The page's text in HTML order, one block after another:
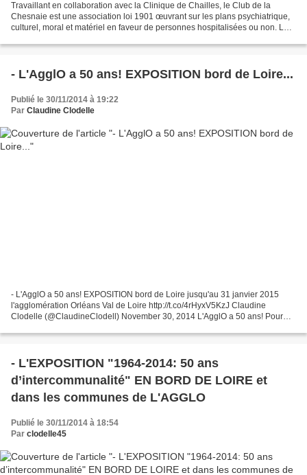
Travaillant en collaboration avec la Clinique de Chailles, le Club de la
Chesnaie est une association loi 1901 œuvrant sur les plans psychiatrique,
culturel, moral et matériel en faveur de personnes hospitalisées ou non. LES
- L'AgglO a 50 ans! EXPOSITION bord de Loire...
Publié le 30/11/2014 à 19:22
Par Claudine Clodelle
- L'AgglO a 50 ans! EXPOSITION bord de Loire jusqu'au 31 janvier 2015
l'agglomération Orléans Val de Loire http://t.co/4rHyxV5KzJ Claudine
Clodelle (@ClaudineClodell) November 30, 2014 L'AgglO a 50 ans! Pour
- L'EXPOSITION "1964-2014: 50 ans
d’intercommunalité" EN BORD DE LOIRE et
dans les communes de L'AGGLO
Publié le 30/11/2014 à 18:54
Par clodelle45